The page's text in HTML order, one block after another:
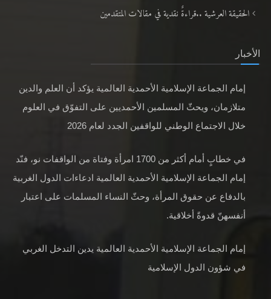
الحقيقة العرشية ..قراءةٌ نقدية في مقالات المتقدمين
الأخبار
إمام الجماعة الإسلامية الأحمدية العالمية يؤكد أن العلم والدين
متلازمان، ويحثّ المسلمين الأحمديين على التفوّق في العلوم
خلال الاجتماع الوطني للواقفين الجدد لعام 2026
في خطابٍ أمام أكثر من 1700 امرأة وفتاة من الواقفات نو، فنّد
إمام الجماعة الإسلامية الأحمدية العالمية ادعاءات الدول الغربية
بالدفاع عن حقوق المرأة، وحثّ النساء المسلمات على اعتبار
أنفسهنّ قدوةً أخلاقية.
إمام الجماعة الإسلامية الأحمدية العالمية يدين التدخل الغربي
في شؤون الدول الإسلامية